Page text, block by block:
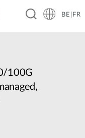
BE|FR
100G